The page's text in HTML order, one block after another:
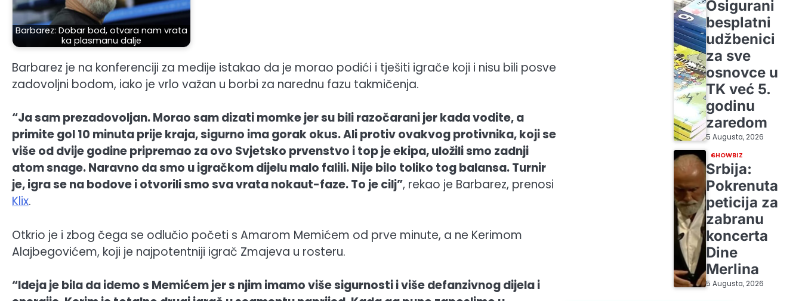
Barbarez: Dobar bod, otvara nam vrata
ka plasmanu dalje
Barbarez je na konferenciji za medije istakao da je morao podići i tješiti igrače koji i nisu bili posve
zadovoljni bodom, iako je vrlo važan u borbi za narednu fazu takmičenja.
“Ja sam prezadovoljan. Morao sam dizati momke jer su bili razočarani jer kada vodite, a
primite gol 10 minuta prije kraja, sigurno ima gorak okus. Ali protiv ovakvog protivnika, koji se
više od dvije godine pripremao za ovo Svjetsko prvenstvo i top je ekipa, uložili smo zadnji
atom snage. Naravno da smo u igračkom dijelu malo falili. Nije bilo toliko tog balansa. Turnir
je, igra se na bodove i otvorili smo sva vrata nokaut-faze. To je cilj”, rekao je Barbarez, prenosi
Klix.
Otkrio je i zbog čega se odlučio početi s Amarom Memićem od prve minute, a ne Kerimom
Alajbegovićem, koji je najpotentniji igrač Zmajeva u rosteru.
“Ideja je bila da idemo s Memićem jer s njim imamo više sigurnosti i više defanzivnog dijela i
Osigurani
besplatni
udžbenici
za sve
osnovce u
TK već 5.
godinu
zaredom
5 Augusta, 2026
SHOWBIZ
Srbija:
Pokrenuta
peticija za
zabranu
koncerta
Dine
Merlina
5 Augusta, 2026